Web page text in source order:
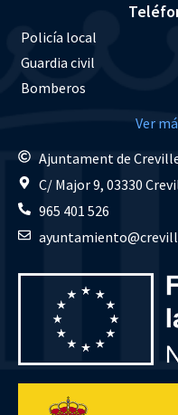
Policía local
Guardia civil
Bomberos
Ver
Ajuntament de
C/ Major 9, 03330
965 401 526